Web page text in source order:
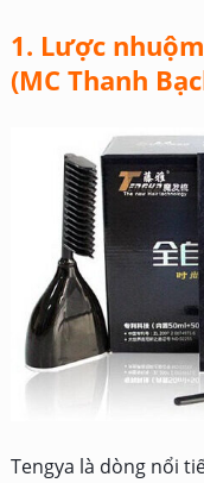
1. Lược
(MC Thanh
Tengya là dòng nổi